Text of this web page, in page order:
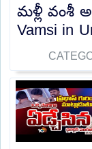
మళ్లీ వంశీ
Vamsi in